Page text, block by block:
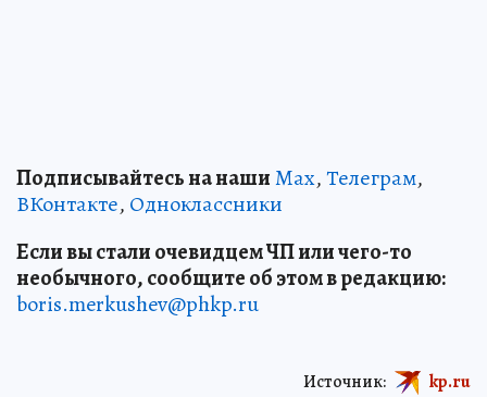
Подписывайтесь на нашиMax,Телеграм,
ВКонтакте, Одноклассники
Если вы стали очевидцем ЧП или чего-то
необычного, сообщите об этом в редакцию:
boris.merkushev@phkp.ru
Источник: kp.ru